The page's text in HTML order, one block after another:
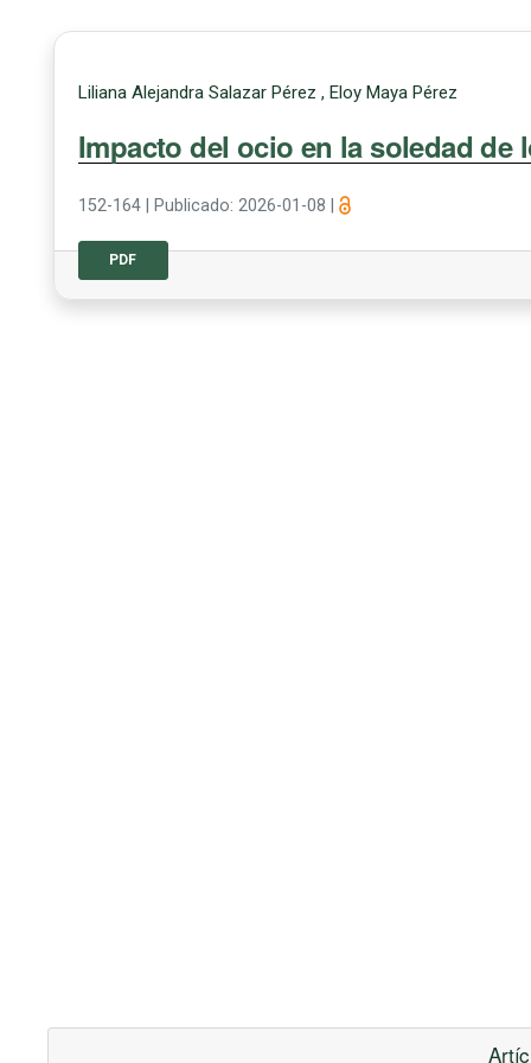
Liliana Alejandra Salazar Pérez , Eloy Maya Pérez
Impacto del ocio en la soledad
152-164 Publicado: 2026-01-08
PDF